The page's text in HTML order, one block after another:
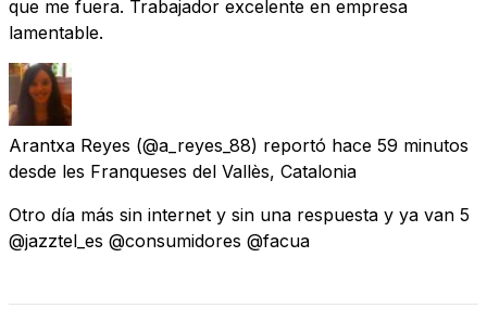
que me fuera. Trabajador excelente en empresa
lamentable.
Arantxa Reyes (@a_reyes_88) reportó hace 59 minutos
desde les Franqueses del Vallès, Catalonia
Otro día más sin internet y sin una respuesta y ya van 5
@jazztel_es @consumidores @facua